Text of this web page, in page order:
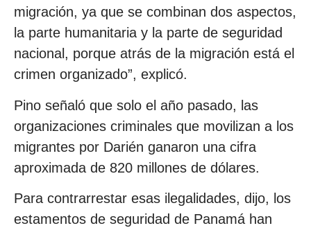
migración, ya que se combinan dos aspectos,
la parte humanitaria y la parte de seguridad
nacional, porque atrás de la migración está el
crimen organizado”, explicó.
Pino señaló que solo el año pasado, las
organizaciones criminales que movilizan a los
migrantes por Darién ganaron una cifra
aproximada de 820 millones de dólares.
Para contrarrestar esas ilegalidades, dijo, los
estamentos de seguridad de Panamá han